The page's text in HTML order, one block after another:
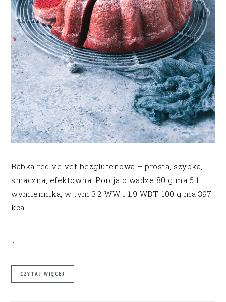
Babka red velvet bezglutenowa – prosta, szybka,
smaczna, efektowna. Porcja o wadze 80 g ma 5.1
wymiennika, w tym 3.2 WW i 1.9 WBT. 100 g ma 397
kcal.
CZYTAJ WIĘCEJ